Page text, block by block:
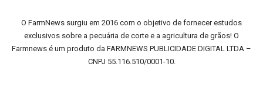
O FarmNews surgiu em 2016 com o objetivo de fornecer estudos
exclusivos sobre a pecuária de corte e a agricultura de grãos! O
Farmnews é um produto da FARMNEWS PUBLICIDADE DIGITAL LTDA –
CNPJ 55.116.510/0001-10.